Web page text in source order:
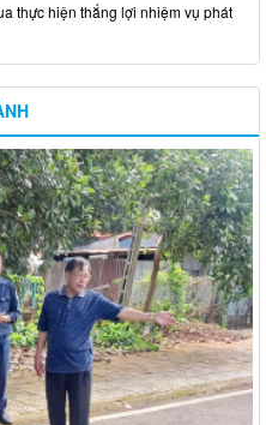
thực hiện thắng lợi nhiệm vụ phát